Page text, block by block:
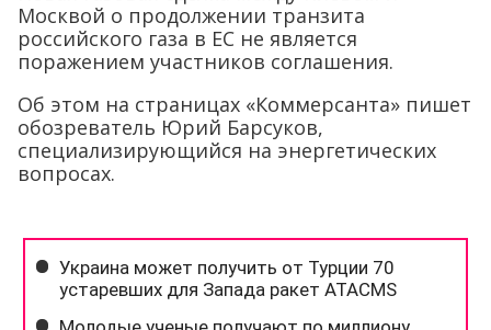
Москвой о продолжении транзита
российского газа в ЕС не является
поражением участников соглашения.
Об этом на страницах «Коммерсанта» пишет
обозреватель Юрий Барсуков,
специализирующийся на энергетических
вопросах.